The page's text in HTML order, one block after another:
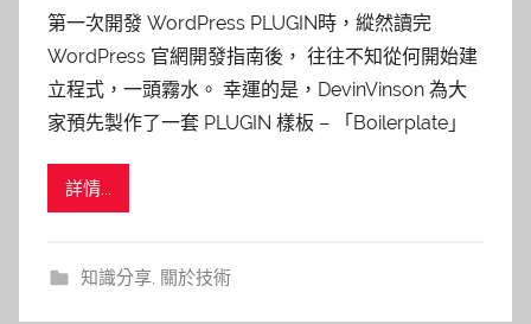
第一次開發 WordPress PLUGIN時，縱然讀完
WordPress 官網開發指南後， 往往不知從何開始建
立程式，一頭霧水。 幸運的是，DevinVinson 為大
家預先製作了一套 PLUGIN 樣板 – 「Boilerplate」
詳情...
知識分享, 關於技術